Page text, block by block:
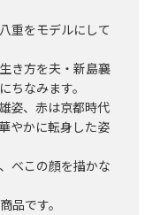
重をモデルにして
き方を夫・新島襄
ちなみます。
姿、赤は京都時代
やかに転身した姿
べこの顔を描かな
です。